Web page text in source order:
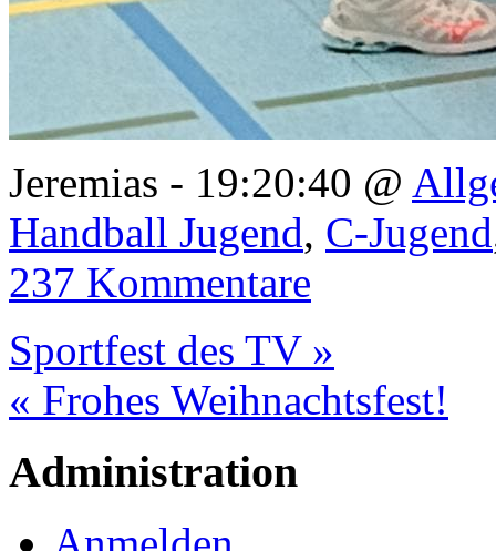
Jeremias - 19:20:40 @
Handball Jugend, C-Jugend
237 Kommentare
Sportfest des TV »
« Frohes Weihnachtsfest!
Administration